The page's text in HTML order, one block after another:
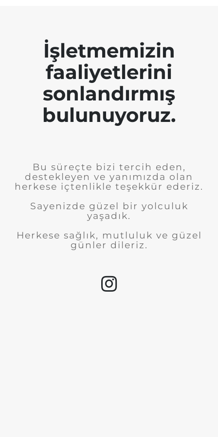
İşletmemizin
faaliyetlerini
sonlandırmış
bulunuyoruz.
Bu süreçte bizi tercih eden,
destekleyen ve yanımızda olan
herkese içtenlikle teşekkür ederiz.
Sayenizde güzel bir yolculuk
yaşadık.
Herkese sağlık, mutluluk ve güzel
günler dileriz.